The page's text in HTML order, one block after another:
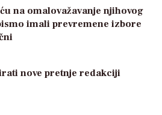
na omalovažavanje njihovog
imali prevremene izbore
nove pretnje redakciji